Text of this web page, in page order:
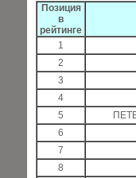
Позиция
в
рейтинге
1
2
3
4
5
6
7
8